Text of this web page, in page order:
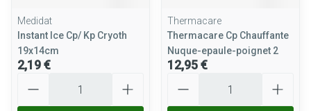
Medidat
Instant Ice Cp/ Kp Cryoth
19x14cm
2,19 €
Thermacare
Thermacare Cp Chauffante
Nuque-epaule-poignet 2
12,95 €